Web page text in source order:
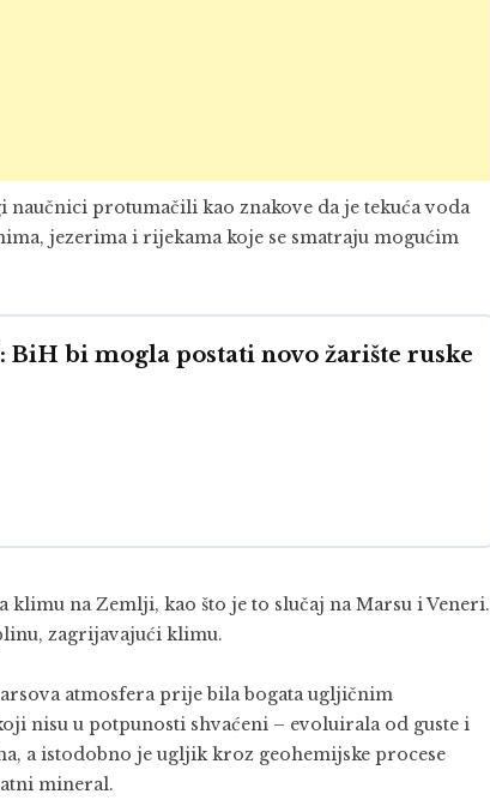
protumačili kao znakove da je tekuća voda
jezerima i rijekama koje se smatraju mogućim
BiH bi mogla postati novo žarište ruske
na Zemlji, kao što je to slučaj na Marsu i Veneri.
zagrijavajući klimu.
atmosfera prije bila bogata ugljičnim
nisu u potpunosti shvaćeni – evoluirala od guste i
a istodobno je ugljik kroz geohemijske procese
mineral.